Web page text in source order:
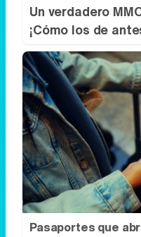
Un verdadero
¡Cómo los de
Pasaportes que